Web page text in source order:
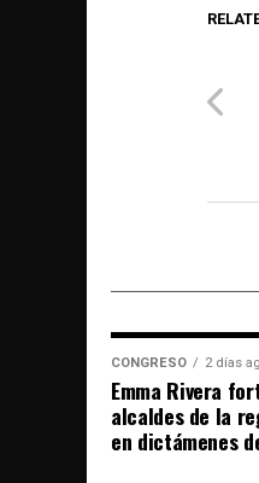
CONGRESO 2 días
Emma Rivera
alcaldes de la
en dictámenes